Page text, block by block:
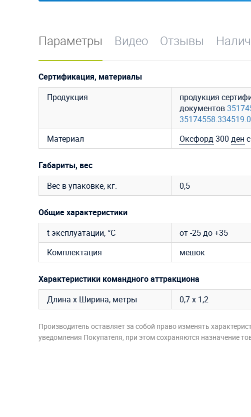
Параметры Видео Отзывы
Сертификация, материалы
Продукция
продукция
документов
Материал
Оксфорд300 ден с
Габариты, вес
Вес в упаковке, кг.
0,5
Общие характеристики
t эксплуатации, °C
от -25 до +35
Комплектация
мешок
Характеристики командного аттракциона
Длина х Ширина, метры
0,7 х 1,2
Производитель оставляет за собой право изменять
уведомления Покупателя, при этом сохраняются назначение